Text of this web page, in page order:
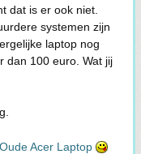
dat is er ook niet.
systemen zijn
laptop nog
dan 100 euro. Wat jij
Acer Laptop